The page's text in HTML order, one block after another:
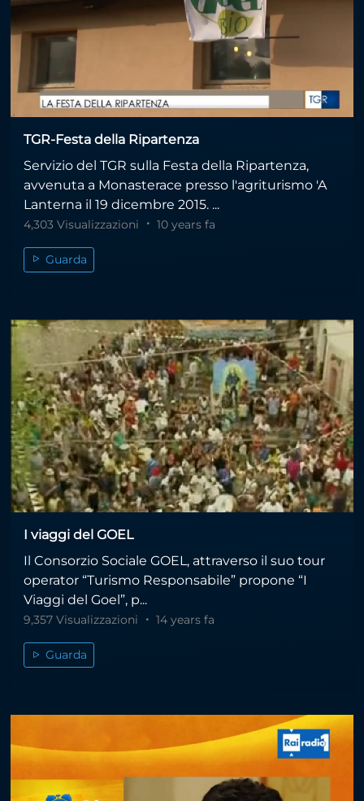
TGR-Festa della Ripartenza
Servizio del TGR sulla Festa della Ripartenza,
avvenuta a Monasterace presso l'agriturismo 'A
Lanterna il 19 dicembre 2015. ...
4,303 Visualizzazioni 10 years fa
Guarda
I viaggi del GOEL
Il Consorzio Sociale GOEL, attraverso il suo tour
operator “Turismo Responsabile” propone “I
Viaggi del Goel”, p...
9,357 Visualizzazioni 14 years fa
Guarda